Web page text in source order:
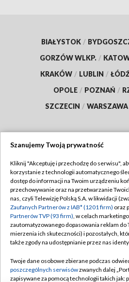
BIAŁYSTOK /
GORZÓW WLKP. /
KRAKÓW / LUBLIN /
OPOLE / POZNAŃ /
SZCZECIN / WARSZAWA
TVP
Abonament TVP
Emisja w TVP
Centrum informacji TVP
Naziemna Telewizja Cyfrowa
Rada Programowa
Regulamin
Polityka
Moje
Pomoc
Kontakt
Szanujemy Twoją prywatność
Kliknij "Akceptuję i przechodzę do serwisu",
korzystanie z technologii automatycznego
dostęp do informacji na Twoim urządzeniu
przechowywanie oraz na przetwarzanie
nas, czyli Telewizję Polską S.A. w likwidacji
Zaufanych Partnerów z IAB* (1201 firm) oraz
Partnerów TVP (93 firm), w celach
zautomatyzowanego dopasowania reklam do
mierzenia ich skuteczności) i pozostałych,
także zgody na udostępnianie przez nas
Twoje dane osobowe zbierane podczas
poszczególnych serwisówzwanych dalej
zapisywane za pomocą technologii takich jak: